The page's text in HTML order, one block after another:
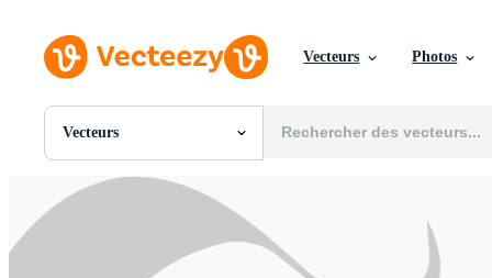
Vecteurs Photos
Vecteurs
Toutes Images
Photos